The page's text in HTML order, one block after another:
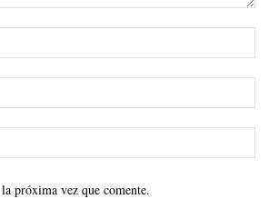
próxima vez que comente.